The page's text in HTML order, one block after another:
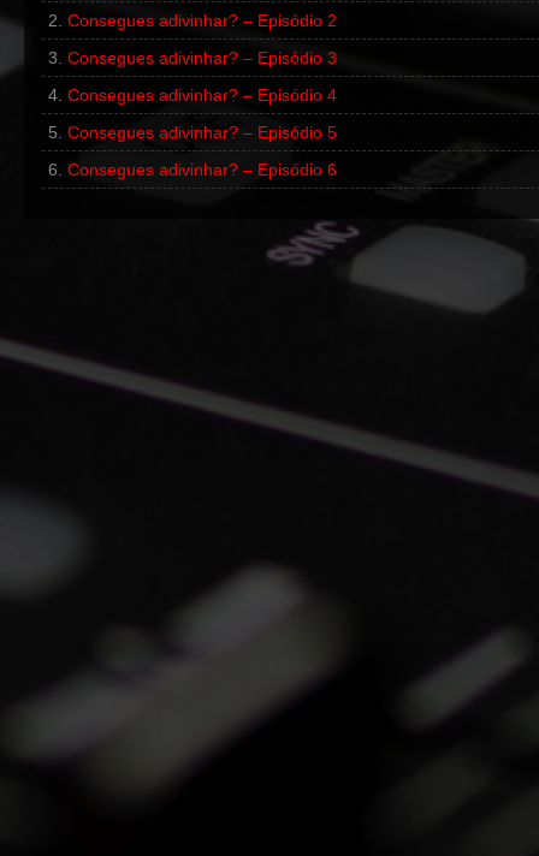
Consegues adivinhar? – Episódio 2
Consegues adivinhar? – Episódio 3
Consegues adivinhar? – Episódio 4
Consegues adivinhar? – Episódio 5
Consegues adivinhar? – Episódio 6